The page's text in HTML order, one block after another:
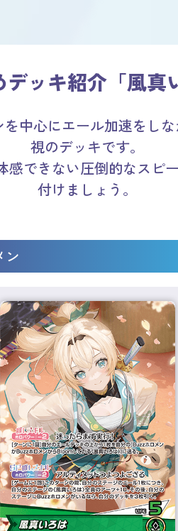
デッキ紹介「風真
を中心にエール加速をし
視のデッキです。
感できない圧倒的なスピ
付けましょう。
ン